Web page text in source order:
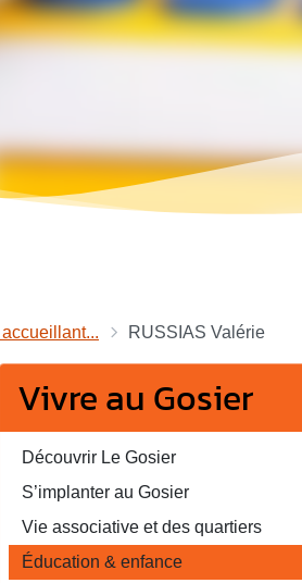
RUSSIAS Valérie
Vivre au Gosier
Découvrir Le Gosier
S’implanter au Gosier
Vie associative et des quartiers
Éducation & enfance